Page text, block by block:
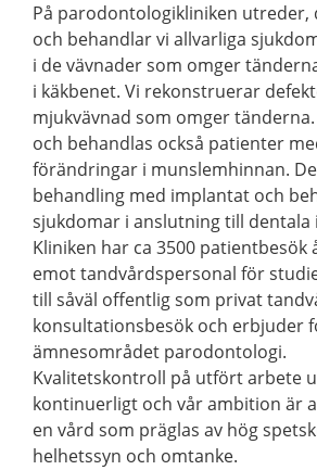
På parodontologikliniken utreder,
och behandlar vi allvarliga
i de vävnader som omger
i käkbenet. Vi rekonstruerar
mjukvävnad som omger
och behandlas också patienter
förändringar i munslemhinnan.
behandling med implantat och
sjukdomar i anslutning till dentala
Kliniken har ca 3500 patientbesök
emot tandvårdspersonal för
till såväl offentlig som privat
konsultationsbesök och erbjuder
ämnesområdet parodontologi.
Kvalitetskontroll på utfört arbete
kontinuerligt och vår ambition är
en vård som präglas av hög
helhetssyn och omtanke.